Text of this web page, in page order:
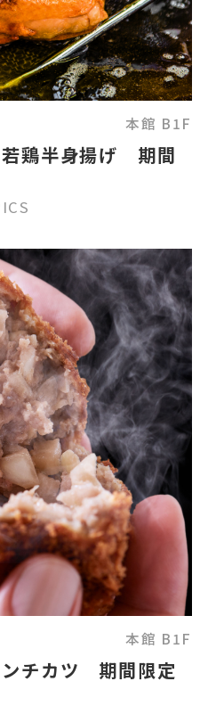
本館 B1F
若鶏半身揚げ 期間
本館 B1F
チカツ 期間限定